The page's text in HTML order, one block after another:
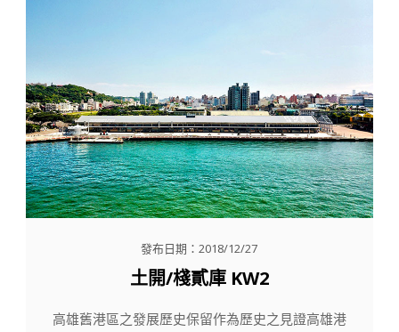
發布日期：2018/12/27
土開/棧貳庫 KW2
高雄舊港區之發展歷史保留作為歷史之見證高雄港